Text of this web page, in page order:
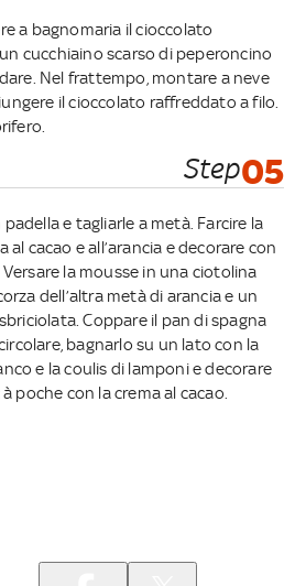
a bagnomaria il cioccolato
cucchiaino scarso di peperoncino
Nel frattempo, montare a neve
il cioccolato raffreddato a filo.
Step05
e tagliarle a metà. Farcire la
cacao e all’arancia e decorare con
la mousse in una ciotolina
dell’altra metà di arancia e un
Coppare il pan di spagna
bagnarlo su un lato con la
e la coulis di lamponi e decorare
poche con la crema al cacao.